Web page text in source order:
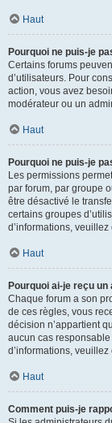
Haut
Pourquoi ne puis-je
Certains forums
d’utilisateurs. Pour
action, vous avez
modérateur ou un
Haut
Pourquoi ne puis-je
Les permissions
par forum, par groupe
être désactivé le
certains groupes
d’informations,
Haut
Pourquoi ai-je reçu
Chaque forum a son
de ces règles, vous
décision n’appartient
aucun cas
d’informations,
Haut
Comment puis-je